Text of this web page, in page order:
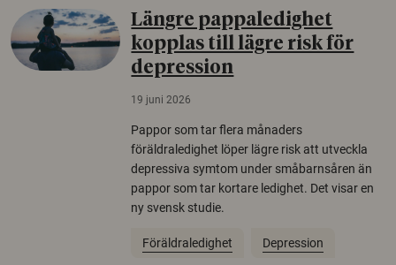
Längre pappaledighet
kopplas till lägre risk för
depression
19 juni 2026
Pappor som tar flera månaders
föräldraledighet löper lägre risk att utveckla
depressiva symtom under småbarnsåren än
pappor som tar kortare ledighet. Det visar en
ny svensk studie.
Föräldraledighet Depression